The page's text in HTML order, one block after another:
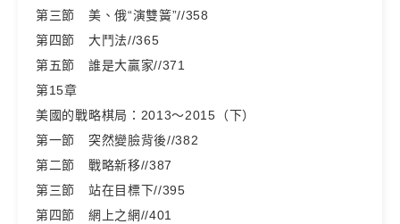
第三節 美、俄“演雙簧”//358
第四節 大鬥法//365
第五節 誰是大贏家//371
第15章
美國的戰略棋局：2013～2015（下）
第一節 突然變臉背後//382
第二節 戰略新移//387
第三節 站在目標下//395
第四節 網上之網//401